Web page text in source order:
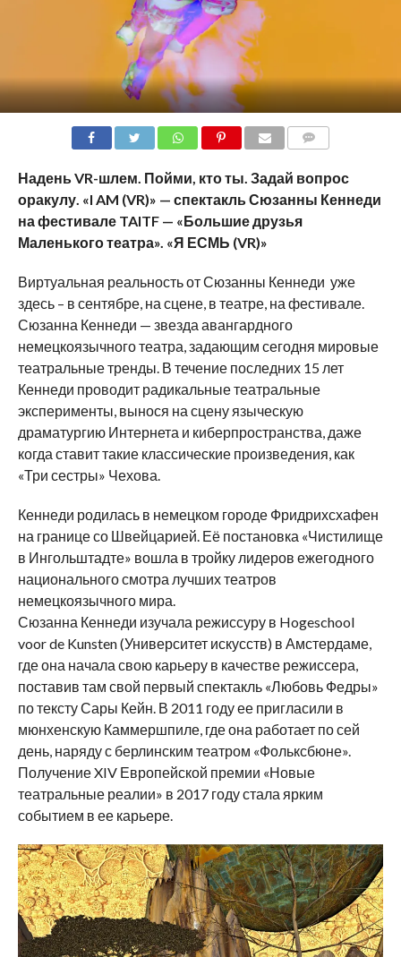
Надень VR-шлем. Пойми, кто ты. Задай вопрос
оракулу. «I AM (VR)» — спектакль Сюзанны Кеннеди
на фестивале TAITF— «Большие друзья
Маленького театра». «Я ЕСМЬ (VR)»
Виртуальная реальность от Сюзанны Кеннеди уже
здесь – в сентябре, на сцене, в театре, на фестивале.
Сюзанна Кеннеди — звезда авангардного
немецкоязычного театра, задающим сегодня мировые
театральные тренды. В течение последних 15 лет
Кеннеди проводит радикальные театральные
эксперименты, вынося на сцену языческую
драматургию Интернета и киберпространства, даже
когда ставит такие классические произведения, как
«Три сестры» Чехова.
Кеннеди родилась в немецком городе Фридрихсхафен
на границе со Швейцарией. Её постановка «Чистилище
в Ингольштадте» вошла в тройку лидеров ежегодного
национального смотра лучших театров
немецкоязычного мира.
Сюзанна Кеннеди изучала режиссуру в Hogeschool
voor de Kunsten (Университет искусств) в Амстердаме,
где она начала свою карьеру в качестве режиссера,
поставив там свой первый спектакль «Любовь Федры»
по тексту Сары Кейн. В 2011 году ее пригласили в
мюнхенскую Каммершпиле, где она работает по сей
день, наряду с берлинским театром «Фольксбюне».
Получение XIV Европейской премии «Новые
театральные реалии» в 2017 году стала ярким
событием в ее карьере.